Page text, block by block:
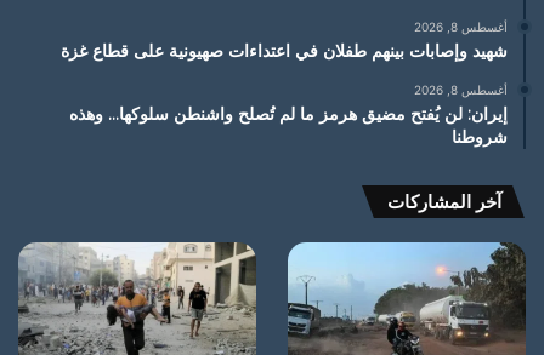
أغسطس 8, 2026
شهيد وإصابات بينهم طفلان في اعتداءات صهيونية على قطاع غزة
أغسطس 8, 2026
إيران: لن يُفتح مضيق هرمز ما لم تُصلح واشنطن سلوكها… وهذه
شروطنا
آخر المشاركات